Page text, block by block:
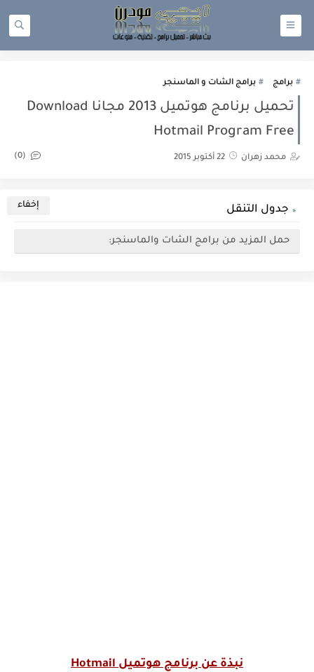
برامج برامج الشات و الماسنجر
تحميل برنامج هوتميل 2013 مجانا Download
Hotmail Program Free
محمد زهران 22 أكتوبر 2015 (0)
جدول التنقل
حمل المزيد من برامج الشات والماسنجر:
نبذة عن برنامج هوتميل Hotmail